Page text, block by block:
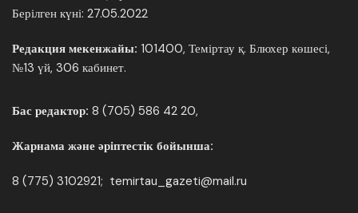
Берілген күні: 27.05.2022
Редакция мекенжайы: 101400, Теміртау қ. Блюхер көшесі,
№13 үй, 306 кабинет.
Бас редактор: 8 (705) 586 42 20,
Жарнама және әріптестік бойынша:
8 (775) 3102921; temirtau_gazeti@mail.ru